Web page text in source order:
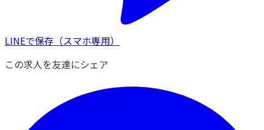
LINEで保存 （スマホ専用）
この求人を友達にシェア